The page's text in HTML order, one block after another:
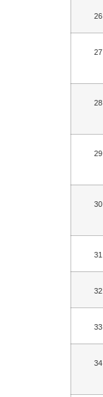
26
27
28
29
30
31
32
33
34